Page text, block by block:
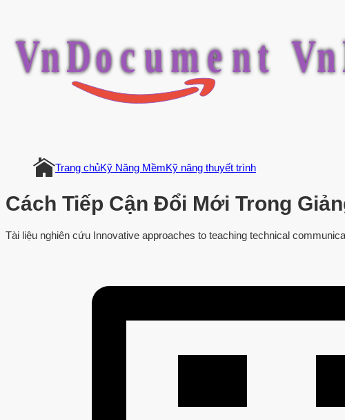
VnDocument Vn
Trang chủKỹ Năng MềmKỹ năng thuyết trình
Cách Tiếp Cận Đổi Mới Trong
Tài liệu nghiên cứu Innovative approaches to teaching technical